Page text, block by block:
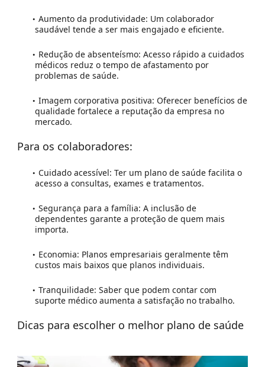
Aumento da produtividade: Um colaborador
saudável tende a ser mais engajado e eficiente.
Redução de absenteísmo: Acesso rápido a cuidados
médicos reduz o tempo de afastamento por
problemas de saúde.
Imagem corporativa positiva: Oferecer benefícios de
qualidade fortalece a reputação da empresa no
mercado.
Para os colaboradores:
Cuidado acessível: Ter um plano de saúde facilita o
acesso a consultas, exames e tratamentos.
Segurança para a família: A inclusão de
dependentes garante a proteção de quem mais
importa.
Economia: Planos empresariais geralmente têm
custos mais baixos que planos individuais.
Tranquilidade: Saber que podem contar com
suporte médico aumenta a satisfação no trabalho.
Dicas para escolher o melhor plano de saúde